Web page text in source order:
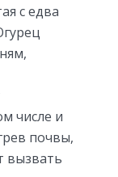
с едва
числе и
почвы,
вызвать